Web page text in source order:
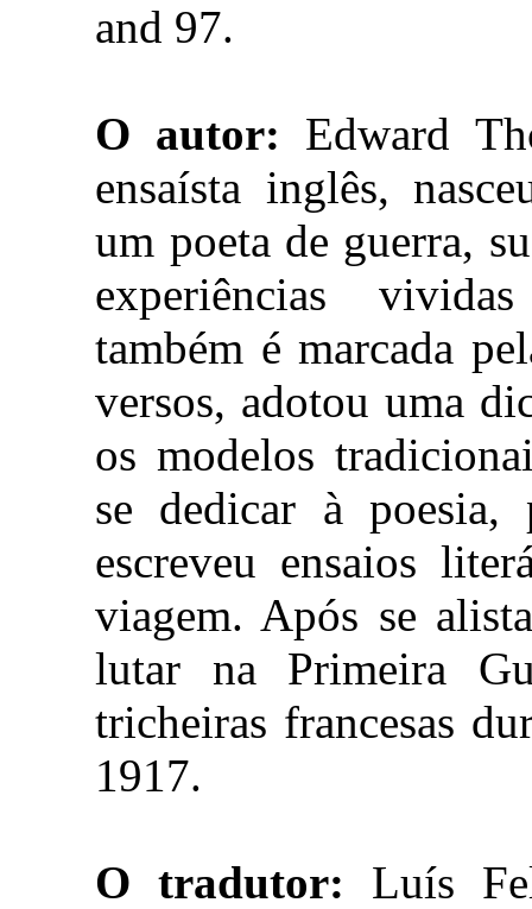
and 97.
O autor: Edward
ensaísta inglês,
um poeta de guerra,
experiências
também é marcada
versos, adotou uma
os modelos
se dedicar à poesia,
escreveu ensaios
viagem. Após se
lutar na Primeira
tricheiras francesas
1917.
O tradutor: Luís